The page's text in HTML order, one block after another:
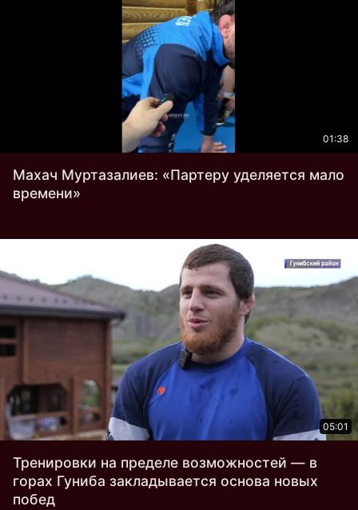
01:38
Махач Муртазалиев: «Партеру уделяется мало
времени»
05:01
Тренировки на пределе возможностей — в
горах Гуниба закладывается основа новых
побед